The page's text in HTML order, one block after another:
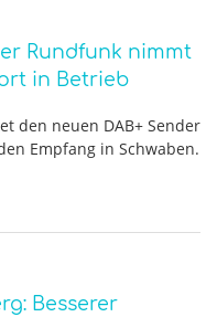
Rundfunk nimmt
in Betrieb
den neuen DAB+ Sender
Empfang in Schwaben.
Besserer